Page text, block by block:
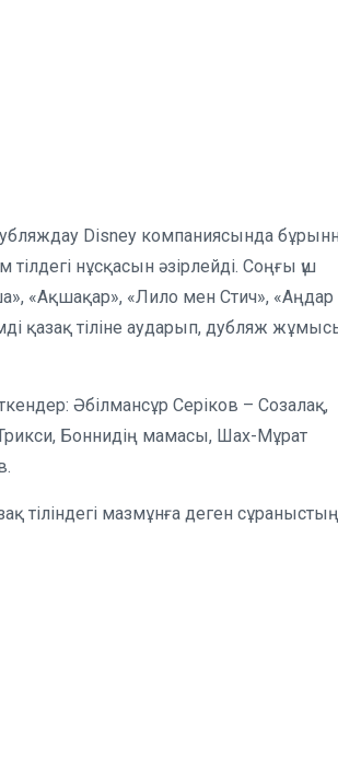
Disney компаниясында
нұсқасын әзірлейді. Соңғы үш
«Ақшақар», «Лило мен Стич», «Аңдар
қазақ тіліне аударып, дубляж
Әбілмансұр Серіков – Созалақ,
Боннидің мамасы, Шах-Мұрат
тіліндегі мазмұнға деген сұраныстың